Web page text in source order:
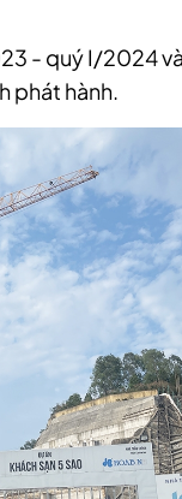
- quý I/2024
phát hành.